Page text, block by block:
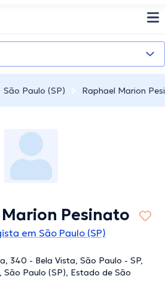
São Paulo (SP) Raphael Marion
Pesinato
em São Paulo (SP)
340 - Bela Vista, São Paulo - SP,
São Paulo (SP), Estado de São